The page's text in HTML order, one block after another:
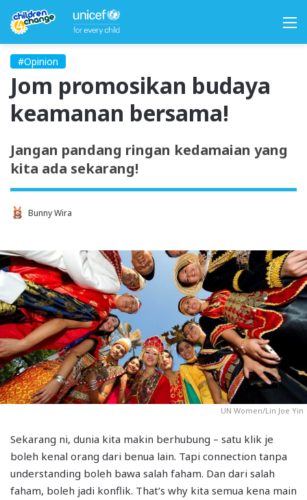
#Opinion
Jom promosikan budaya
keamanan bersama!
Jangan pandang ringan kedamaian yang
kita ada sekarang!
Bunny Wira
UN Women/Lin Joe Yin
Sekarang ni, dunia kita makin berhubung – satu klik je
boleh kenal orang dari benua lain. Tapi connection tanpa
understanding boleh bawa salah faham. Dan dari salah
faham, boleh jadi konflik. That’s why kita semua kena main